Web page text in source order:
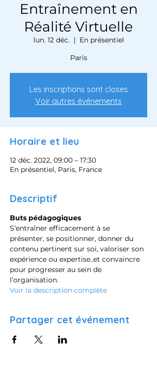
Entraînement en
Réalité Virtuelle
lun. 12 déc.
  |
En présentiel
Paris
Les inscriptions sont closes
Voir autres événements
Horaire et lieu
12 déc. 2022, 09:00 – 17:30
En présentiel, Paris, France
Descriptif
Buts pédagogiques
S’entraîner efficacement à se
présenter, se positionner, donner du
contenu pertinent sur soi, valoriser son
expérience ou expertise..et convaincre
pour progresser au sein de
l’organisation.
Voir la description complète
Partager cet événement